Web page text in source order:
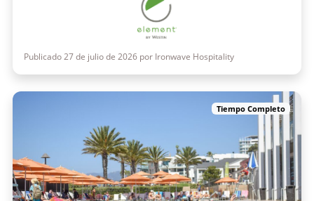
Publicado 27 de julio de 2026 por Ironwave Hospitality
Tiempo Completo